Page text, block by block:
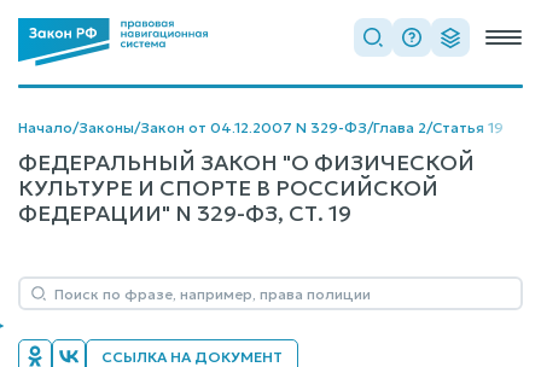
Начало/Законы/Закон от 04.12.2007 N 329-ФЗ/Глава 2/Статья 19
ФЕДЕРАЛЬНЫЙ ЗАКОН "О ФИЗИЧЕСКОЙ
КУЛЬТУРЕ И СПОРТЕ В РОССИЙСКОЙ
ФЕДЕРАЦИИ" N 329-ФЗ, СТ. 19
ССЫЛКА НА ДОКУМЕНТ